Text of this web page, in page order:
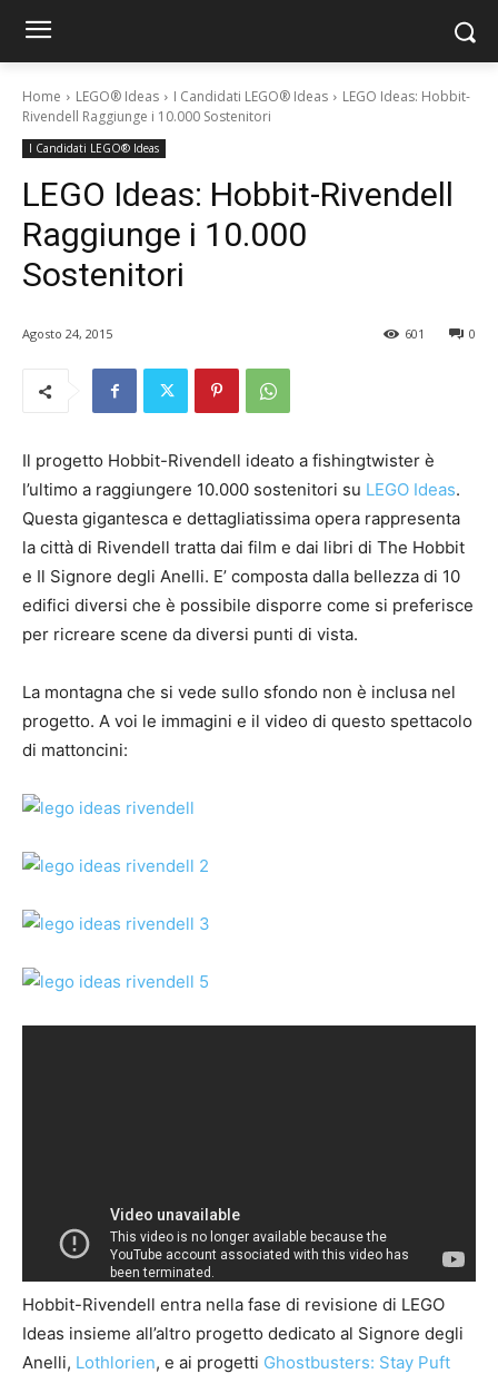
Home LEGO® Ideas I Candidati LEGO® Ideas
LEGO Ideas: Hobbit-
Rivendell Raggiunge i 10.000 Sostenitori
I Candidati LEGO® Ideas
LEGO Ideas: Hobbit-Rivendell
Raggiunge i 10.000
Sostenitori
Agosto 24, 2015 0
601
Il progetto Hobbit-Rivendell ideato a fishingtwister è
l’ultimo a raggiungere 10.000 sostenitori su LEGO Ideas.
Questa gigantesca e dettagliatissima opera rappresenta
la città di Rivendell tratta dai film e dai libri di The Hobbit
e Il Signore degli Anelli. E’ composta dalla bellezza di 10
edifici diversi che è possibile disporre come si preferisce
per ricreare scene da diversi punti di vista.
La montagna che si vede sullo sfondo non è inclusa nel
progetto. A voi le immagini e il video di questo spettacolo
di mattoncini:
Hobbit-Rivendell entra nella fase di revisione di LEGO
Ideas insieme all’altro progetto dedicato al Signore degli
Anelli, Lothlorien, e ai progetti Ghostbusters: Stay Puft